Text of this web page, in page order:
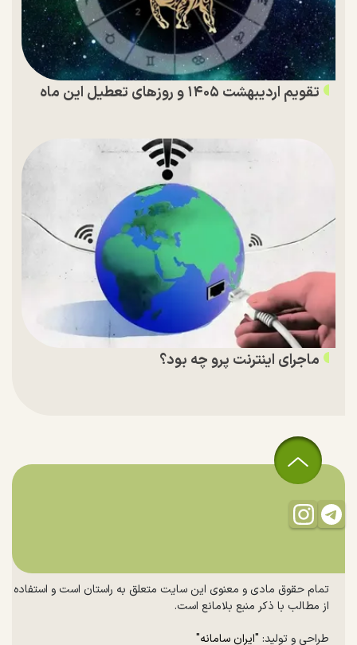
تقویم اردیبهشت ۱۴۰۵ و روز‌های تعطیل این ماه
ماجرای اینترنت پرو چه بود؟
تمام حقوق مادی و معنوی این سایت متعلق به راستان است و استفاده
از مطالب با ذکر منبع بلامانع است.
طراحی و تولید: "ایران سامانه"